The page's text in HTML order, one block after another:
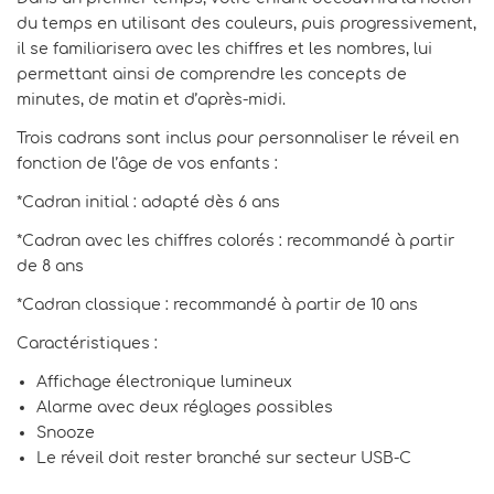
du temps en utilisant des couleurs, puis progressivement,
il se familiarisera avec les chiffres et les nombres, lui
permettant ainsi de comprendre les concepts de
minutes, de matin et d’après-midi.
Trois cadrans sont inclus pour personnaliser le réveil en
fonction de l’âge de vos enfants :
*Cadran initial : adapté dès 6 ans
*Cadran avec les chiffres colorés : recommandé à partir
de 8 ans
*Cadran classique : recommandé à partir de 10 ans
Caractéristiques :
Affichage électronique lumineux
Alarme avec deux réglages possibles
Snooze
Le réveil doit rester branché sur secteur USB-C